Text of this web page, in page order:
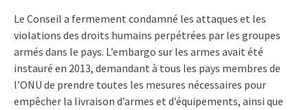
Le Conseil a fermement condamné les attaques et les
violations des droits humains perpétrées par les groupes
armés dans le pays. L’embargo sur les armes avait été
instauré en 2013, demandant à tous les pays membres de
l’ONU de prendre toutes les mesures nécessaires pour
empêcher la livraison d’armes et d’équipements, ainsi que